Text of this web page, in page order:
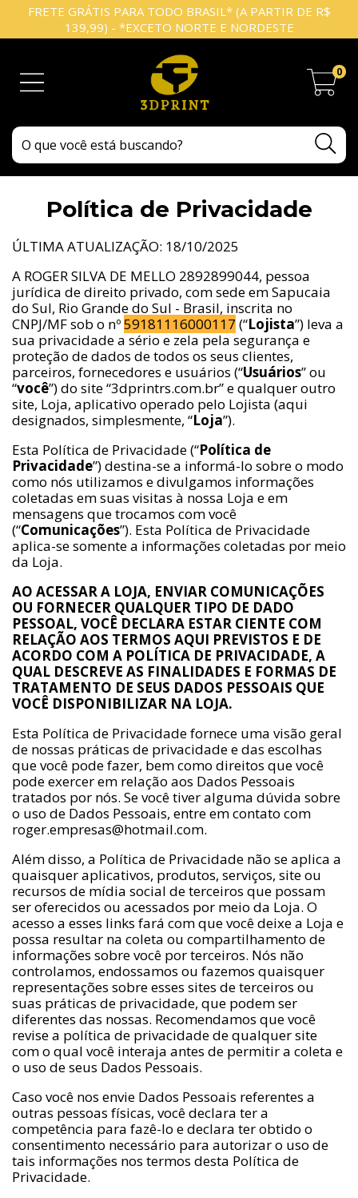
FRETE GRÁTIS PARA TODO BRASIL* (A PARTIR DE R$
139,99) - *EXCETO NORTE E NORDESTE
0
Política de Privacidade
ÚLTIMA ATUALIZAÇÃO: 18/10/2025
A ROGER SILVA DE MELLO 2892899044, pessoa
jurídica de direito privado, com sede em Sapucaia
do Sul, Rio Grande do Sul - Brasil, inscrita no
CNPJ/MF sob o nº59181116000117 (“Lojista”) leva a
sua privacidade a sério e zela pela segurança e
proteção de dados de todos os seus clientes,
parceiros, fornecedores e usuários (“Usuários” ou
“você”) do site “3dprintrs.com.br” e qualquer outro
site, Loja, aplicativo operado pelo Lojista (aqui
designados, simplesmente, “Loja”).
Esta Política de Privacidade (“Política de
Privacidade”) destina-se a informá-lo sobre o modo
como nós utilizamos e divulgamos informações
coletadas em suas visitas à nossa Loja e em
mensagens que trocamos com você
(“Comunicações”). Esta Política de Privacidade
aplica-se somente a informações coletadas por meio
da Loja.
AO ACESSAR A LOJA, ENVIAR COMUNICAÇÕES
OU FORNECER QUALQUER TIPO DE DADO
PESSOAL, VOCÊ DECLARA ESTAR CIENTE COM
RELAÇÃO AOS TERMOS AQUI PREVISTOS E DE
ACORDO COM A POLÍTICA DE PRIVACIDADE, A
QUAL DESCREVE AS FINALIDADES E FORMAS DE
TRATAMENTO DE SEUS DADOS PESSOAIS QUE
VOCÊ DISPONIBILIZAR NA LOJA.
Esta Política de Privacidade fornece uma visão geral
de nossas práticas de privacidade e das escolhas
que você pode fazer, bem como direitos que você
pode exercer em relação aos Dados Pessoais
tratados por nós. Se você tiver alguma dúvida sobre
o uso de Dados Pessoais, entre em contato com
roger.empresas@hotmail.com.
Além disso, a Política de Privacidade não se aplica a
quaisquer aplicativos, produtos, serviços, site ou
recursos de mídia social de terceiros que possam
ser oferecidos ou acessados por meio da Loja. O
acesso a esses links fará com que você deixe a Loja e
possa resultar na coleta ou compartilhamento de
informações sobre você por terceiros. Nós não
controlamos, endossamos ou fazemos quaisquer
representações sobre esses sites de terceiros ou
suas práticas de privacidade, que podem ser
diferentes das nossas. Recomendamos que você
revise a política de privacidade de qualquer site
com o qual você interaja antes de permitir a coleta e
o uso de seus Dados Pessoais.
Caso você nos envie Dados Pessoais referentes a
outras pessoas físicas, você declara ter a
competência para fazê-lo e declara ter obtido o
consentimento necessário para autorizar o uso de
tais informações nos termos desta Política de
Privacidade.